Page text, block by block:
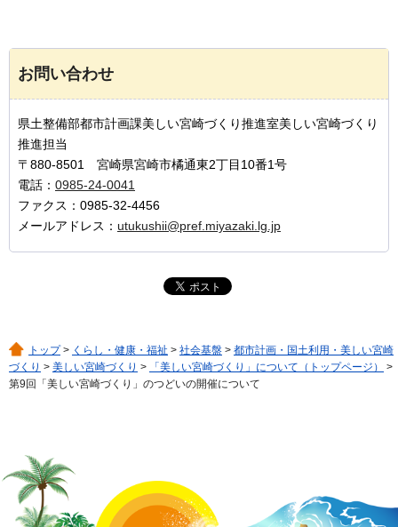
お問い合わせ
県土整備部都市計画課美しい宮崎づくり推進室美しい宮崎づくり
推進担当
〒880-8501 宮崎県宮崎市橘通東2丁目10番1号
電話： 0985-24-0041
ファクス：0985-32-4456
メールアドレス： utukushii@pref.miyazaki.lg.jp
トップ> くらし・健康・福祉 > 社会基盤 > 都市計画・国土利用・美しい宮崎
づくり > 美しい宮崎づくり > 「美しい宮崎づくり」について（トップページ）
>
第9回「美しい宮崎づくり」のつどいの開催について